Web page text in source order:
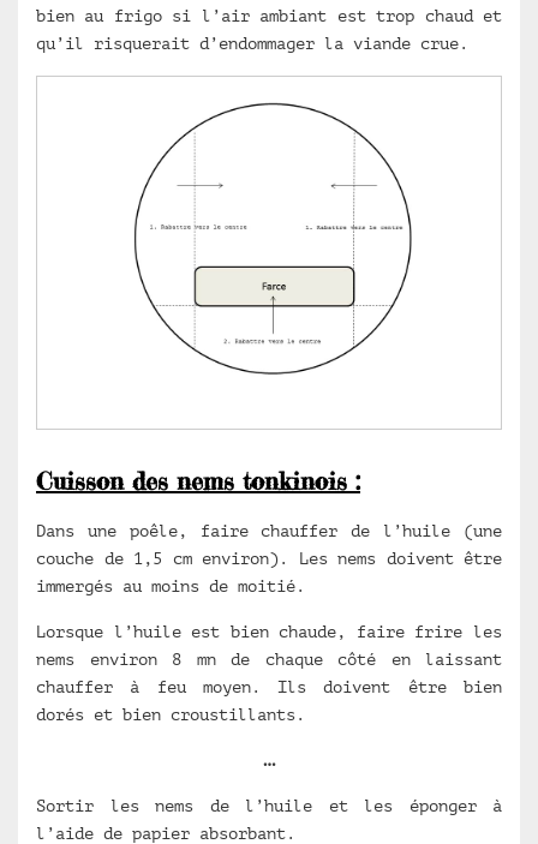
bien au frigo si l’air ambiant est trop chaud et
qu’il risquerait d’endommager la viande crue.
Cuisson des nems tonkinois :
Dans une poêle, faire chauffer de l’huile (une
couche de 1,5 cm environ). Les nems doivent être
immergés au moins de moitié.
Lorsque l’huile est bien chaude, faire frire les
nems environ 8 mn de chaque côté en laissant
chauffer à feu moyen. Ils doivent être bien
dorés et bien croustillants.
…
Sortir les nems de l’huile et les éponger à
l’aide de papier absorbant.